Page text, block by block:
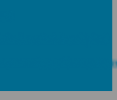
blev digital
för att